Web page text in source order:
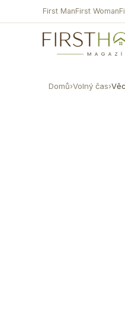
First ManFirst Woman
Domů›Volný čas›